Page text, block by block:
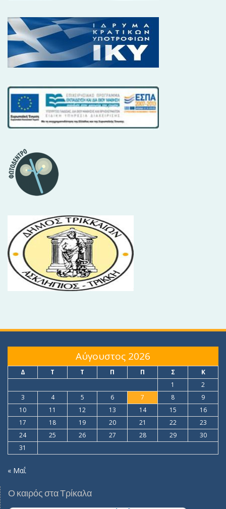
Αύγουστος 2026
Δ Τ Τ Π Π Σ
Κ
1
2
3
4 5 6 7 8
9
10
11 12 13 14 15
16
17
18 19 20 21 22
23
24
25 26 27 28 29
30
31
« Μαΐ
Ο καιρός στα Τρίκαλα